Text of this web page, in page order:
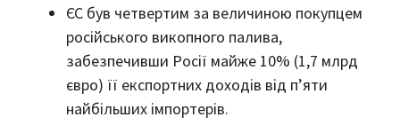
ЄС був четвертим за величиною покупцем
російського викопного палива,
забезпечивши Росії майже 10% (1,7 млрд
євро) її експортних доходів від п’яти
найбільших імпортерів.